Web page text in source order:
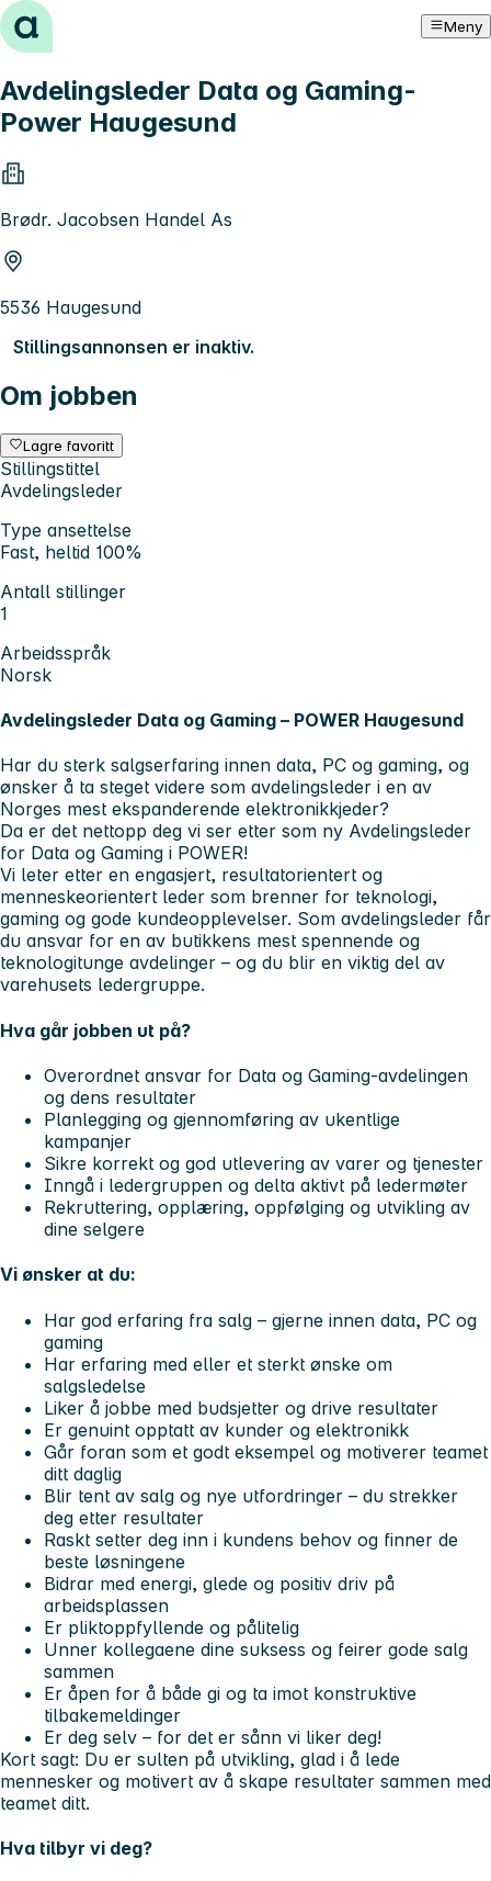
Hopp til innhold Meny
Avdelingsleder Data og Gaming-
Power Haugesund
Brødr. Jacobsen Handel As
5536 Haugesund
Stillingsannonsen er inaktiv.
Om jobben
Lagre favoritt
Stillingstittel
Avdelingsleder
Type ansettelse
Fast, heltid 100%
Antall stillinger
1
Arbeidsspråk
Norsk
Avdelingsleder Data og Gaming – POWER Haugesund
Har du sterk salgserfaring innen data, PC og gaming, og
ønsker å ta steget videre som avdelingsleder i en av
Norges mest ekspanderende elektronikkjeder?
Da er det nettopp deg vi ser etter som ny Avdelingsleder
for Data og Gaming i POWER!
Vi leter etter en engasjert, resultatorientert og
menneskeorientert leder som brenner for teknologi,
gaming og gode kundeopplevelser. Som avdelingsleder får
du ansvar for en av butikkens mest spennende og
teknologitunge avdelinger – og du blir en viktig del av
varehusets ledergruppe.
Hva går jobben ut på?
Overordnet ansvar for Data og Gaming-avdelingen
og dens resultater
Planlegging og gjennomføring av ukentlige
kampanjer
Sikre korrekt og god utlevering av varer og tjenester
Inngå i ledergruppen og delta aktivt på ledermøter
Rekruttering, opplæring, oppfølging og utvikling av
dine selgere
Vi ønsker at du:
Har god erfaring fra salg – gjerne innen data, PC og
gaming
Har erfaring med eller et sterkt ønske om
salgsledelse
Liker å jobbe med budsjetter og drive resultater
Er genuint opptatt av kunder og elektronikk
Går foran som et godt eksempel og motiverer teamet
ditt daglig
Blir tent av salg og nye utfordringer – du strekker
deg etter resultater
Raskt setter deg inn i kundens behov og finner de
beste løsningene
Bidrar med energi, glede og positiv driv på
arbeidsplassen
Er pliktoppfyllende og pålitelig
Unner kollegaene dine suksess og feirer gode salg
sammen
Er åpen for å både gi og ta imot konstruktive
tilbakemeldinger
Er deg selv – for det er sånn vi liker deg!
Kort sagt: Du er sulten på utvikling, glad i å lede
mennesker og motivert av å skape resultater sammen med
teamet ditt.
Hva tilbyr vi deg?